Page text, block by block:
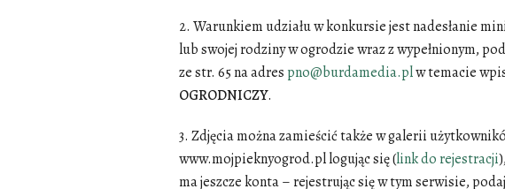
2. Warunkiem udziału w konkursie jest nadesłanie
lub swojej rodziny w ogrodzie wraz z wypełnionym,
ze str. 65 na adres pno@burdamedia.plw temacie
OGRODNICZY.
3. Zdjęcia można zamieścić także w galerii
www.mojpieknyogrod.pl logując się (link do rejestracji
ma jeszcze konta – rejestrując się w tym serwisie,